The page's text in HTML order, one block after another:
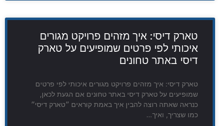
טארק דיסי: איך מזהים פרויקט מגורים
איכותי לפי פרטים שמופיעים על טארק
דיסי באתר טחונים
טארק דיסי: איך מזהים פרויקט מגורים איכותי לפי פרטים
שמופיעים על טארק דיסי באתר טחונים אם הגעת לכאן,
כנראה שאתה רוצה להבין איך באמת קוראים ״טארק דיסי״
כמו שצריך, ואיך…